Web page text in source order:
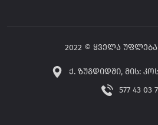
2022 © ყველა
ქ. ზუგდიდში, მის:
577 43 03